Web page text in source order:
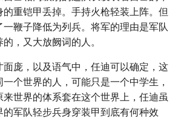
重铠甲丢掉。手持火枪轻装上阵。但
鞭子降低为列兵。将军的理由是军队
，又大放阙词的人。
面庞，以及语气中，任迪可以确定，这
个世界的人，可能只是一个中学生，
世界的体系套在这个世界上，任迪虽
军队轻步兵身穿装甲到底有何种效